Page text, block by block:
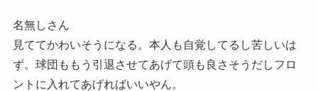
名無しさん
見ててかわいそうになる。本人も自覚してるし苦しいは
ず。球団ももう引退させてあげて頭も良さそうだしフロ
ントに入れてあげればいいやん。